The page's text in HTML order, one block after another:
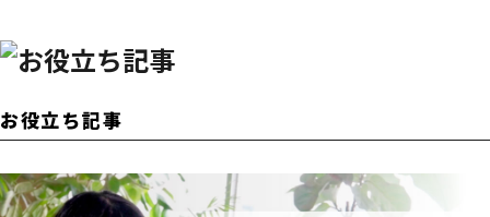
お役立ち記事